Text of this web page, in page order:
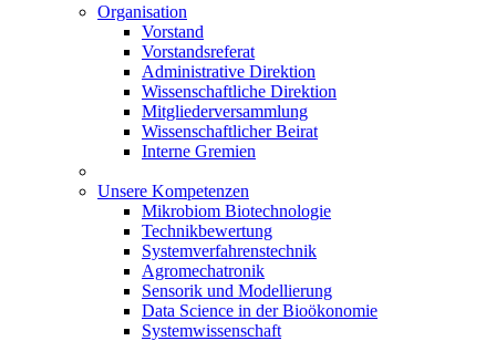
Organisation
Vorstand
Vorstandsreferat
Administrative Direktion
Wissenschaftliche Direktion
Mitgliederversammlung
Wissenschaftlicher Beirat
Interne Gremien
Unsere Kompetenzen
Mikrobiom Biotechnologie
Technikbewertung
Systemverfahrenstechnik
Agromechatronik
Sensorik und Modellierung
Data Science in der Bioökonomie
Systemwissenschaft